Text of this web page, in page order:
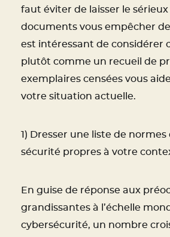
faut éviter de laisser le sérieux
documents vous empêcher de
est intéressant de considérer
plutôt comme un recueil de
exemplaires censées vous
votre situation actuelle.
1) Dresser une liste de
sécurité propres à votre
En guise de réponse aux
grandissantes à l’échelle
cybersécurité, un nombre